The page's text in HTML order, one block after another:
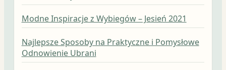
Modne Inspiracje z Wybiegów – Jesień 2021
Najlepsze Sposoby na Praktyczne i Pomysłowe
Odnowienie Ubrani